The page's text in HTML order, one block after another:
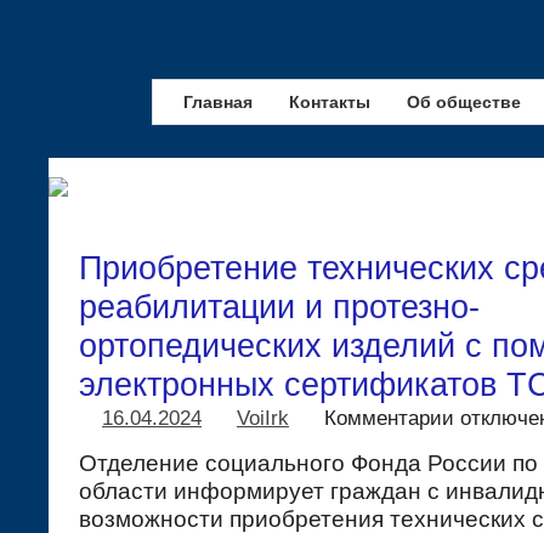
Главная Контакты Об обществе
Приобретение технических
реабилитации и протезно-
ортопедических изделий с
электронных сертификатов
16.04.2024 VoiIrk Комментарии
Отделение социального Фонда России по
области информирует граждан с
возможности приобретения технических